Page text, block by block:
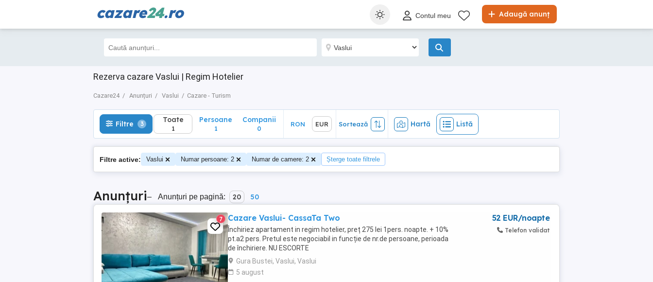
cazare24.ro Adaugă anunț
Contul meu
Rezerva cazare Vaslui | Regim Hotelier
Cazare24 Anunțuri Vaslui Cazare - Turism
Filtre 3 Toate
1
Hartă Listă
Filtre 3 Toate
1
Persoane
1
Companii
0
RON EUR Sortează Hartă Listă
Filtre active: Vaslui Numar persoane: 2 Numar de camere: 2 Șterge toate filtrele
Anunțuri– Anunțuri pe pagină: 20 50
7 Cazare Vaslui- CassaTa Two
Închiriez apartament in regim hotelier, preț 275 lei 1pers. noapte. + 10%
pt.a2 pers. Pretul este negociabil in funcție de nr.de persoane, perioada
de închiriere. NU ESCORTE
Gura Bustei, Vaslui, Vaslui
5 august
52 EUR/noapte
Telefon validat